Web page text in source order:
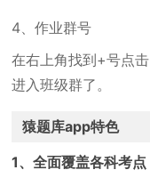
4、作业群号
在右上角找到+号点
进入班级群了。
猿题库app特色
1、全面覆盖各科考点